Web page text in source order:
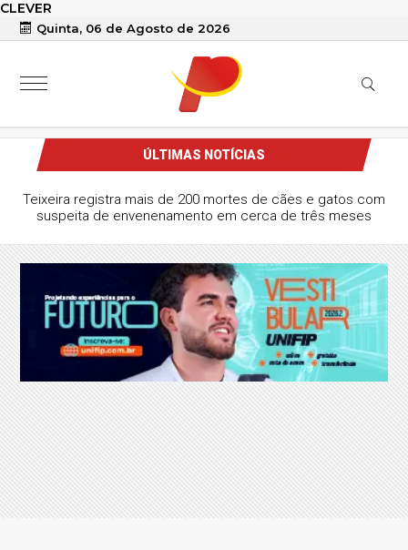
CLEVER
Quinta, 06 de Agosto de 2026
ÚLTIMAS NOTÍCIAS
Teixeira registra mais de 200 mortes de cães e gatos com
suspeita de envenenamento em cerca de três meses